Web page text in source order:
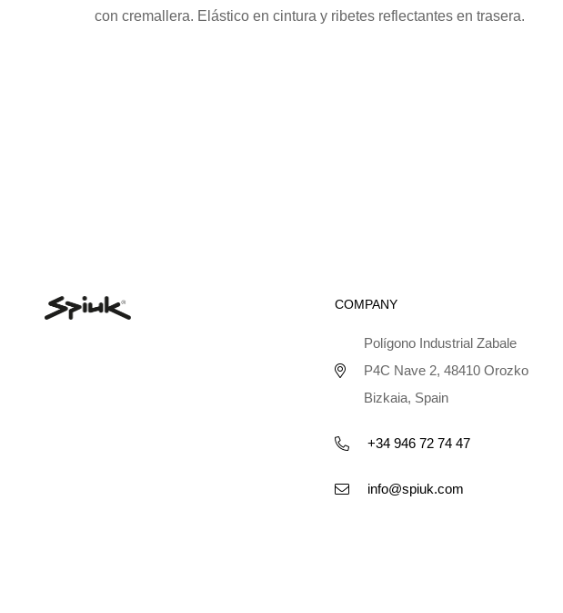
con cremallera. Elástico en cintura y ribetes reflectantes en trasera.
COMPANY
Polígono Industrial Zabale
P4C Nave 2, 48410 Orozko
Bizkaia, Spain
+34 946 72 74 47
info@spiuk.com